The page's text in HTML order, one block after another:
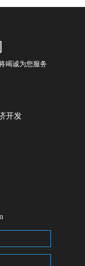
竭诚为您服务
开发